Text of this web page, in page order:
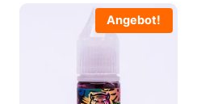
Angebot!